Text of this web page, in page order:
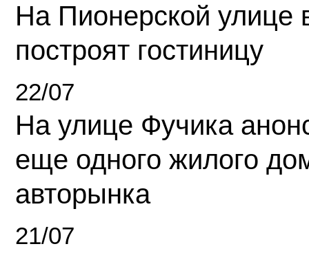
На Пионерской улице
построят гостиницу
22/07
На улице Фучика
еще одного жилого
авторынка
21/07